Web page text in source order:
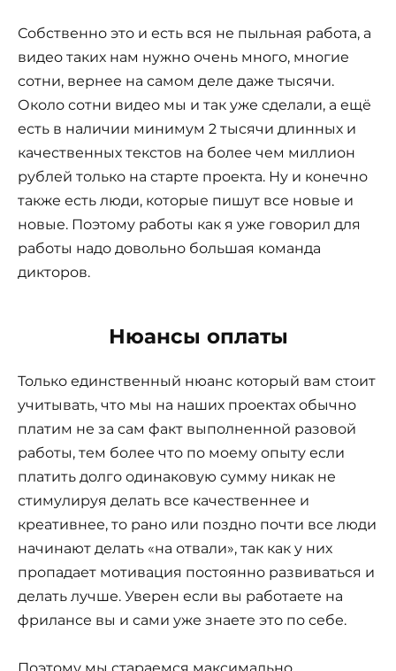
Собственно это и есть вся не пыльная работа, а
видео таких нам нужно очень много, многие
сотни, вернее на самом деле даже тысячи.
Около сотни видео мы и так уже сделали, а ещё
есть в наличии минимум 2 тысячи длинных и
качественных текстов на более чем миллион
рублей только на старте проекта. Ну и конечно
также есть люди, которые пишут все новые и
новые. Поэтому работы как я уже говорил для
работы надо довольно большая команда
дикторов.
Нюансы оплаты
Только единственный нюанс который вам стоит
учитывать, что мы на наших проектах обычно
платим не за сам факт выполненной разовой
работы, тем более что по моему опыту если
платить долго одинаковую сумму никак не
стимулируя делать все качественнее и
креативнее, то рано или поздно почти все люди
начинают делать «на отвали», так как у них
пропадает мотивация постоянно развиваться и
делать лучше. Уверен если вы работаете на
фрилансе вы и сами уже знаете это по себе.